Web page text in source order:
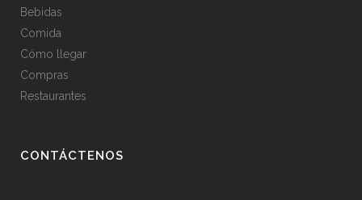
Bebidas
Comida
Cómo llegar
Compras
Restaurantes
CONTÁCTENOS